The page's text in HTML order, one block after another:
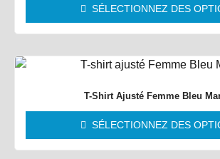
SÉLECTIONNEZ DES
T-Shirt Ajusté Femme Bleu
SÉLECTIONNEZ DES